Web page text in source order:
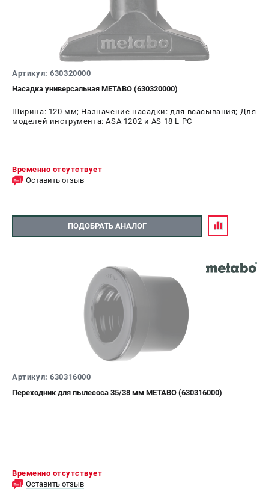
Артикул: 630320000
Насадка универсальная METABO (630320000)
Ширина: 120 мм; Назначение насадки: для всасывания; Для
моделей инструмента: ASA 1202 и AS 18 L PC
Временно отсутствует
Оставить отзыв
ПОДОБРАТЬ АНАЛОГ
Артикул: 630316000
Переходник для пылесоса 35/38 мм METABO (630316000)
Временно отсутствует
Оставить отзыв